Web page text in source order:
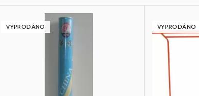
VYPRODÁNO VYPRODÁNO